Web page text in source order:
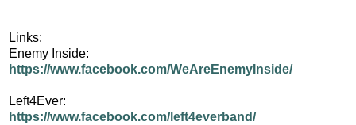
Links:
Enemy Inside:
https://www.facebook.com/WeAreEnemyInside/
Left4Ever:
https://www.facebook.com/left4everband/